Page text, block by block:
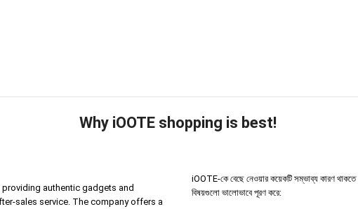
Why iOOTE shopping is best!
authentic gadgets and
sales service. The company offers a
iOOTE-কে বেছে নেওয়ার কয়েকটি সম্ভাব্য কারণ থাকতে
বিষয়গুলো ভালোভাবে পূরণ করে: